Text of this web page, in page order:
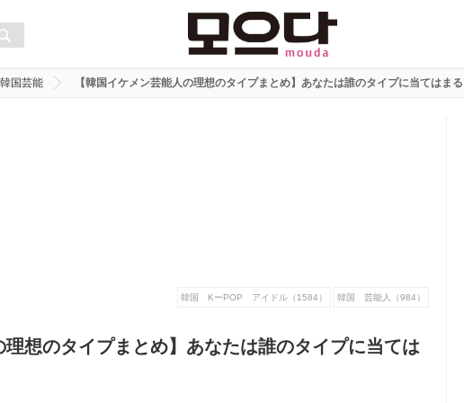
韓国芸能 【韓国イケメン芸能人の理想のタイプまとめ】あなたは誰のタイプに当てはま
韓国 KーPOP アイドル（1584） 韓国 芸能人（984）
理想のタイプまとめ】あなたは誰のタイプに当ては